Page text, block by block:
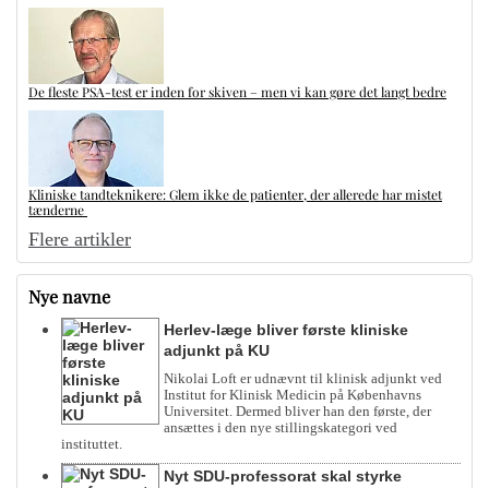
De fleste PSA-test er inden for skiven – men vi kan gøre det langt bedre
Kliniske tandteknikere: Glem ikke de patienter, der allerede har mistet
tænderne
Flere artikler
Nye navne
Herlev-læge bliver første kliniske
adjunkt på KU
Nikolai Loft er udnævnt til klinisk adjunkt ved
Institut for Klinisk Medicin på Københavns
Universitet. Dermed bliver han den første, der
ansættes i den nye stillingskategori ved
instituttet.
Nyt SDU-professorat skal styrke